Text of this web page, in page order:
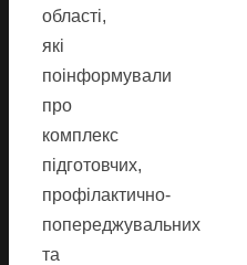
області,
які
поінформували
про
комплекс
підготовчих,
профілактично-
попереджувальних
та